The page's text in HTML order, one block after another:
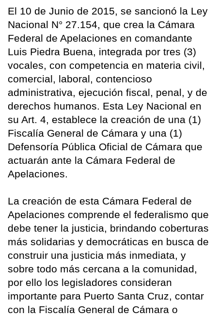
El 10 de Junio de 2015, se sancionó la Ley
Nacional N° 27.154, que crea la Cámara
Federal de Apelaciones en comandante
Luis Piedra Buena, integrada por tres (3)
vocales, con competencia en materia civil,
comercial, laboral, contencioso
administrativa, ejecución fiscal, penal, y de
derechos humanos. Esta Ley Nacional en
su Art. 4, establece la creación de una (1)
Fiscalía General de Cámara y una (1)
Defensoría Pública Oficial de Cámara que
actuarán ante la Cámara Federal de
Apelaciones.
La creación de esta Cámara Federal de
Apelaciones comprende el federalismo que
debe tener la justicia, brindando coberturas
más solidarias y democráticas en busca de
construir una justicia más inmediata, y
sobre todo más cercana a la comunidad,
por ello los legisladores consideran
importante para Puerto Santa Cruz, contar
con la Fiscalía General de Cámara o